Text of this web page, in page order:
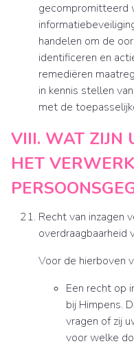
gecompromitteerd
handelen om de
identificeren en
remediëren
in kennis stellen
met de
VIII. WAT ZIJN
HET
Recht van inzagen
overdraagbaarheid
Voor de hierboven
Een recht op
bij Himpens.
vragen of zij
voor welke